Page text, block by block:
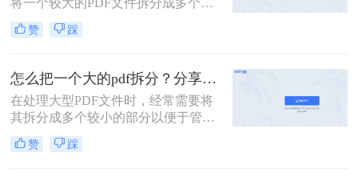
将一个较大的PDF文件拆分成多个较
小的PDF文件，以便于管理和分享。
那么pdf怎么拆分成几个pdf呢？以下
法，帮助用户轻松完成拆分任务。
赞 踩
怎么把一个大的pdf拆分？分享三种分割文件的方法！
在处理大型PDF文件时，经常需要将
其拆分成多个较小的部分以便于管
理、分享或分别处理不同的章节。无
论是学术研究、项目管理还是日常办
赞 踩